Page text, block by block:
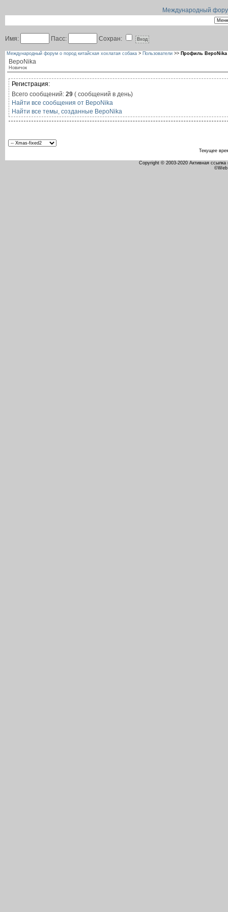
Международный
Имя: Пасс: Сохран:
Международный форум о пород китайская хохлатая собака > Пользователи >> Профиль ВероNika
ВероNika
Новичок
Регистрация:
Всего сообщений: 29 ( сообщений в день)
Найти все сообщения от ВероNika
Найти все темы, созданные ВероNika
Текущее
Copyright © 2003-2020 Активная ссылка